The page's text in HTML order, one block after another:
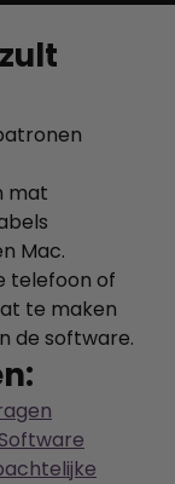
mat
Mac.
telefoon of
te maken
de software.